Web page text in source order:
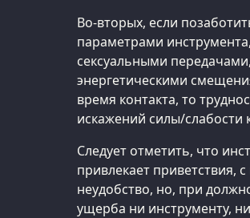
Во-вторых, если
параметрами
сексуальными
энергетическими
время контакта, то
искажений силы/слабости
Следует отметить, что
привлекает
неудобство, но, при
ущерба ни инструменту, ни